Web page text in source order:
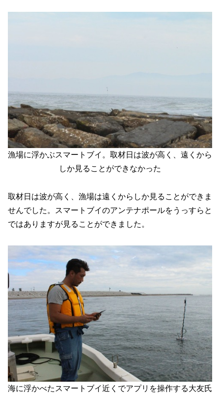
漁場に浮かぶスマートブイ。取材日は波が高く、遠くから
しか見ることができなかった
取材日は波が高く、漁場は遠くからしか見ることができま
せんでした。スマートブイのアンテナポールをうっすらと
ではありますが見ることができました。
海に浮かべたスマートブイ近くでアプリを操作する大友氏